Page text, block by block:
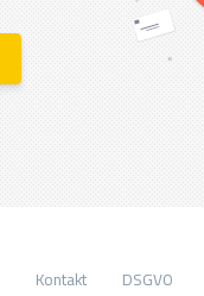
Kontakt DSGVO